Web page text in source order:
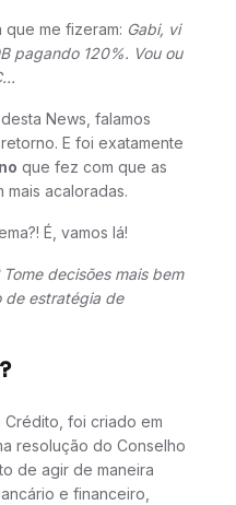
que me fizeram: Gabi, vi
pagando 120%. Vou ou
News, falamos
E foi exatamente
que fez com que as
mais acaloradas.
É, vamos lá!
Tome decisões mais bem
de estratégia de
Crédito, foi criado em
resolução do Conselho
de agir de maneira
e financeiro,